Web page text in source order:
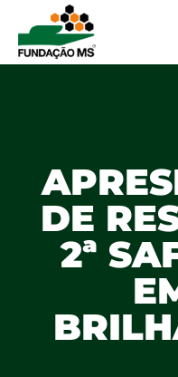
DE
2ª